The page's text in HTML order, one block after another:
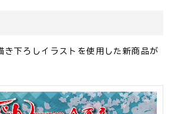
き下ろしイラストを使用した新商品が